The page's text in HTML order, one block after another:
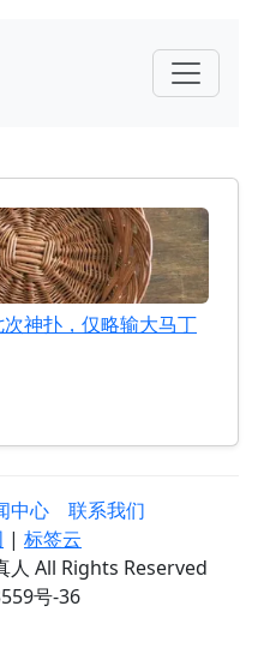
神扑，仅略输大马丁
中心
联系我们
| 标签云
All Rights Reserved
号-36